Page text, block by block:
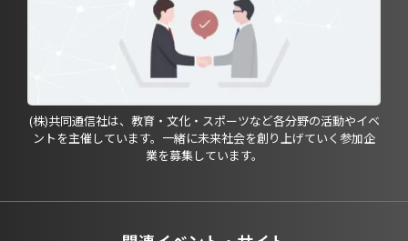
(株)共同通信社は、教育・文化・スポーツなど各分野の活動やイベ
ントを主催しています。一緒に未来社会を創り上げていく参加企
業を募集しています。